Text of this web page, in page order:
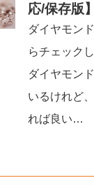
応/保存版】
ダイヤモン
らチェック
ダイヤモン
いるけれど
れば良い…